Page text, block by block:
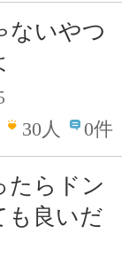
ないやつ
30人 0件
たらドン
も良いだ